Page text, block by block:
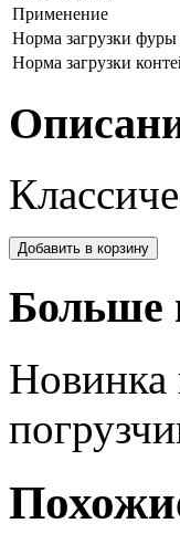
Применение
Норма загрузки
Норма загрузки
Больше
Новинка